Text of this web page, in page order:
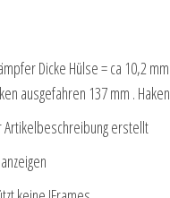
Dicke Hülse = ca 10,2
ausgefahren 137 mm .
erstellt